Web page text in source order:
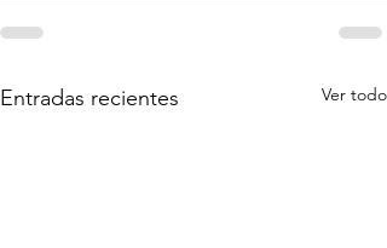
Entradas recientes Ver todo